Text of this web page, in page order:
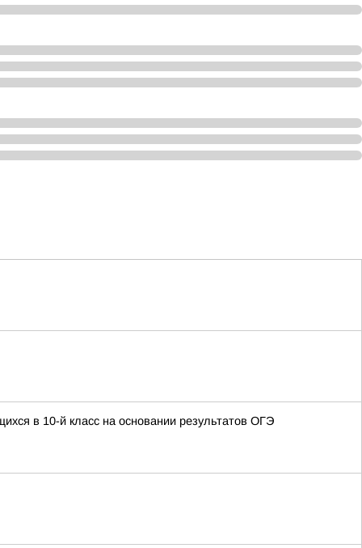
в 10-й класс на основании результатов ОГЭ